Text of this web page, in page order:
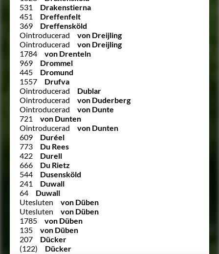
531
Drakenstierna
451
Dreffenfelt
369
Dreffensköld
Ointroducerad
von Dreijling
Ointroducerad
von Dreijling
1784
von Drenteln
969
Drommel
445
Dromund
1557
Drufva
Ointroducerad
Dublar
Ointroducerad
von Duderberg
Ointroducerad
von Dunte
721
von Dunten
Ointroducerad
von Dunten
609
Duréel
773
Du Rees
422
Durell
666
Du Rietz
544
Dusensköld
241
Duwall
64
Duwall
Utesluten
von Düben
Utesluten
von Düben
1785
von Düben
135
von Düben
207
Dücker
(122)
Dücker